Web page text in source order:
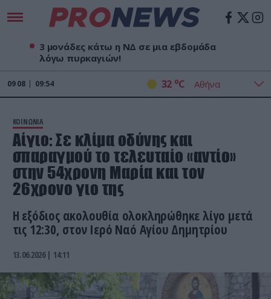
3 μονάδες κάτω η ΝΔ σε μια εβδομάδα
λόγω πυρκαγιών!
09 08 09:54 32 oC
ΚΟΙΝΩΝΙΑ
Αίγιο: Σε κλίμα οδύνης και
σπαραγμού το τελευταίο «αντίο»
στην 54χρονη Μαρία και τον
26χρονο γιο της
Η εξόδιος ακολουθία ολοκληρώθηκε λίγο μετά
τις 12:30, στον Ιερό Ναό Αγίου Δημητρίου
13.06.2026 | 14:11